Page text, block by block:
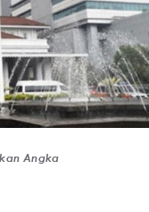
Angka